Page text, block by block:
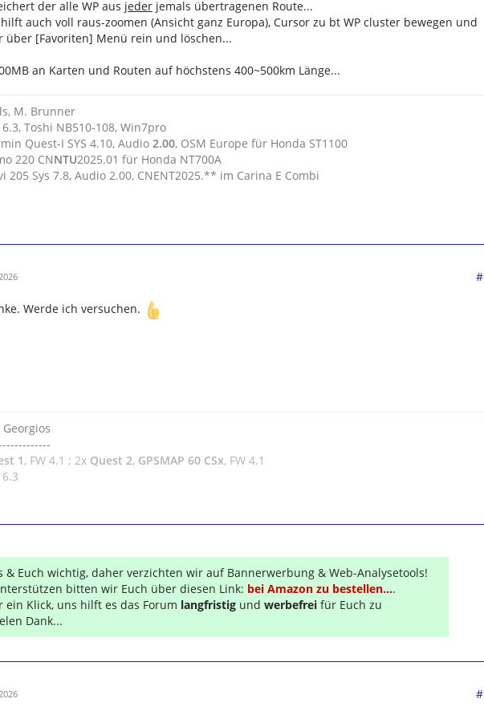
der alle WP aus jeder jemals übertragenen Route...
auch voll raus-zoomen (Ansicht ganz Europa), Cursor zu bt WP cluster bewegen und
über [Favoriten] Menü rein und löschen...
an Karten und Routen auf höchstens 400~500km Länge...
M. Brunner
Toshi NB510-108, Win7pro
Quest-I SYS 4.10, Audio 2.00, OSM Europe für Honda ST1100
220 CNNTU2025.01 für Honda NT700A
205 Sys 7.8, Audio 2.00, CNENT2025.** im Carina E Combi
Werde ich versuchen.
1, FW 4.1 ; 2x Quest 2, GPSMAP 60 CSx, FW 4.1
& Euch wichtig, daher verzichten wir auf Bannerwerbung & Web-Analysetools!
bitten wir Euch über diesen Link: bei Amazon zu bestellen....
ein Klick, uns hilft es das Forum langfristig und werbefrei für Euch zu
Dank...